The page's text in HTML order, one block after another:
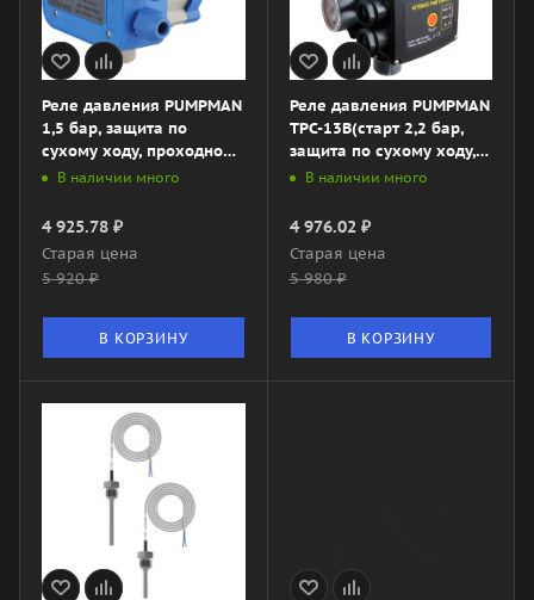
Реле давления PUMPMAN
1,5 бар, защита по
сухому ходу, проходной,
арт. TPC-10A
В наличии много
4 925.78 ₽
Старая цена
5 920₽
В КОРЗИНУ
Реле давления PUMPMAN
TPC-13B(старт 2,2 бар,
защита по сухому ходу,
угловой)
В наличии много
4 976.02₽
Старая цена
5 980₽
В КОРЗИНУ